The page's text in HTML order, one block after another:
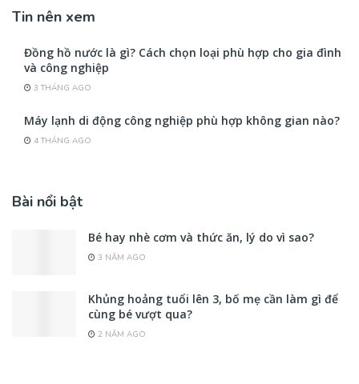
Tin nên xem
Đồng hồ nước là gì? Cách chọn loại phù hợp cho gia đình
và công nghiệp
3 THÁNG AGO
Máy lạnh di động công nghiệp phù hợp không gian nào?
4 THÁNG AGO
Bài nổi bật
Bé hay nhè cơm và thức ăn, lý do vì sao?
3 NĂM AGO
Khủng hoảng tuổi lên 3, bố mẹ cần làm gì để
cùng bé vượt qua?
2 NĂM AGO